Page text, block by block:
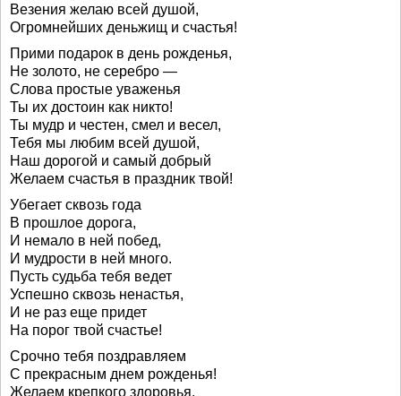
Везения желаю всей душой,
Огромнейших деньжищ и счастья!
Прими подарок в день рожденья,
Не золото, не серебро —
Слова простые уваженья
Ты их достоин как никто!
Ты мудр и честен, смел и весел,
Тебя мы любим всей душой,
Наш дорогой и самый добрый
Желаем счастья в праздник твой!
Убегает сквозь года
В прошлое дорога,
И немало в ней побед,
И мудрости в ней много.
Пусть судьба тебя ведет
Успешно сквозь ненастья,
И не раз еще придет
На порог твой счастье!
Срочно тебя поздравляем
С прекрасным днем рожденья!
Желаем крепкого здоровья,